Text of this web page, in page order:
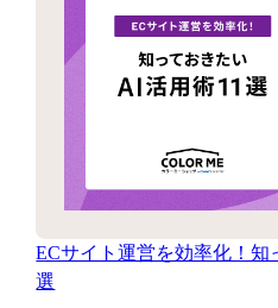
ECサイト運営を効率化！知
選